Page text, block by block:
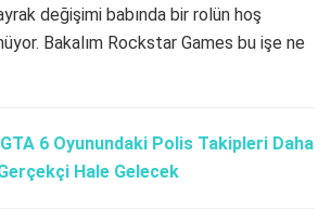
değişimi babında bir rolün hoş
Bakalım Rockstar Games bu işe ne
GTA 6 Oyunundaki Polis Takipleri Daha
Hale Gelecek